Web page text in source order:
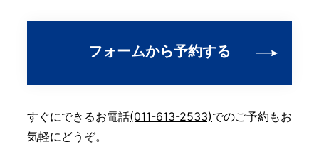
フォームから予約する
すぐにできるお電話(011-613-2533)でのご予約もお
気軽にどうぞ。